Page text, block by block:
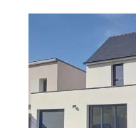
THEIX NOYALO 56
, 4 pièces
Ref : 1097
Maison à
394